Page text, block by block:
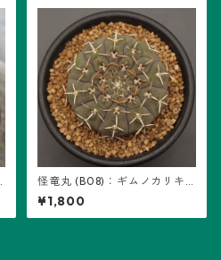
怪竜丸 (B08)：ギムノカリキ
ウム属 ※実生
¥1,800